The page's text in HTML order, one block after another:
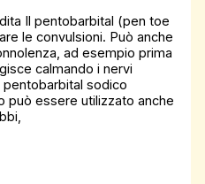
Il pentobarbital (pen toe
le convulsioni. Può anche
ad esempio prima
calmando i nervi
sodico
può essere utilizzato anche